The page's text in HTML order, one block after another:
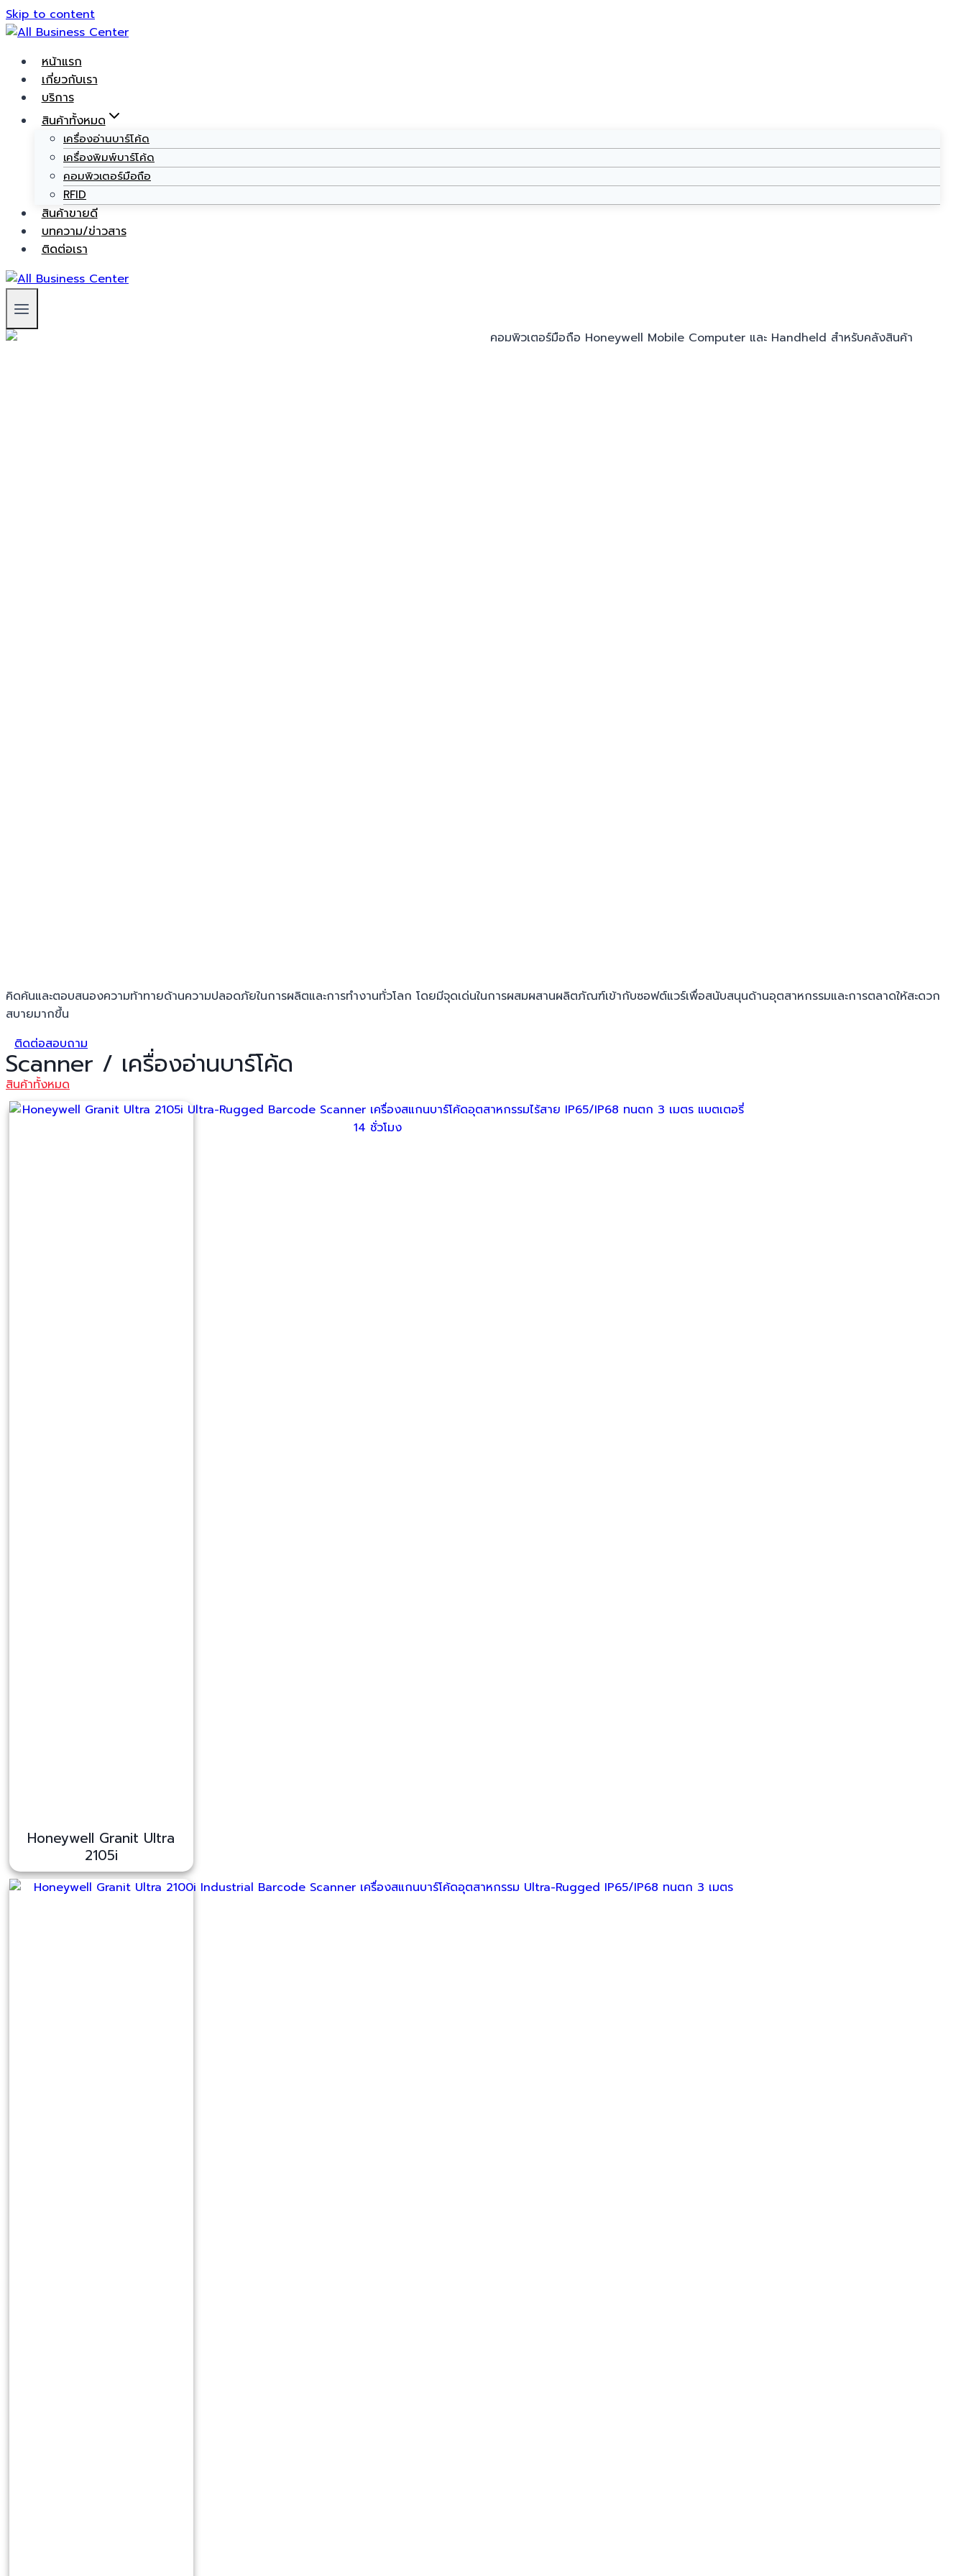
Skip to content
หน้าแรก
เกี่ยวกับเรา
บริการ
สินค้าทั้งหมด
เครื่องอ่านบาร์โค้ด
เครื่องพิมพ์บาร์โค้ด
คอมพิวเตอร์มือถือ
RFID
สินค้าขายดี
บทความ/ข่าวสาร
ติดต่อเรา
คิดค้นและตอบสนองความท้าทายด้านความปลอดภัยในการผลิตและการทำงานทั่วโลก โดยมีจุดเด่นในการผสมผสานผลิตภัณฑ์เข้ากับซอฟต์แวร์เพื่อสนับสนุนด้านอุตสาหกรรมและการตลาดให้สะดวก
สบายมากขึ้น
ติดต่อสอบถาม
Scanner / เครื่องอ่านบาร์โค้ด
สินค้าทั้งหมด
Honeywell Granit Ultra
2105i